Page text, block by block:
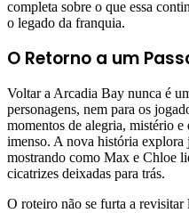
completa sobre o que essa
o legado da franquia.
O Retorno a um
Voltar a Arcadia Bay nunca é
personagens, nem para os
momentos de alegria, mistério
imenso. A nova história explora
mostrando como Max e Chloe
cicatrizes deixadas para trás.
O roteiro não se furta a